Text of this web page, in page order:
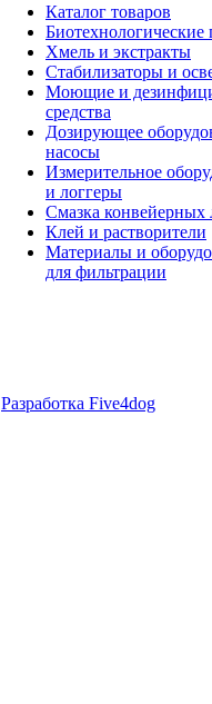
Каталог товаров
Биотехнологические
Хмель и экстракты
Cтабилизаторы и
Моющие и
средства
Дозирующее
насосы
Измерительное
и логгеры
Cмазка конвейерных
Клей и растворители
Материалы и
для фильтрации
Разработка Five4dog